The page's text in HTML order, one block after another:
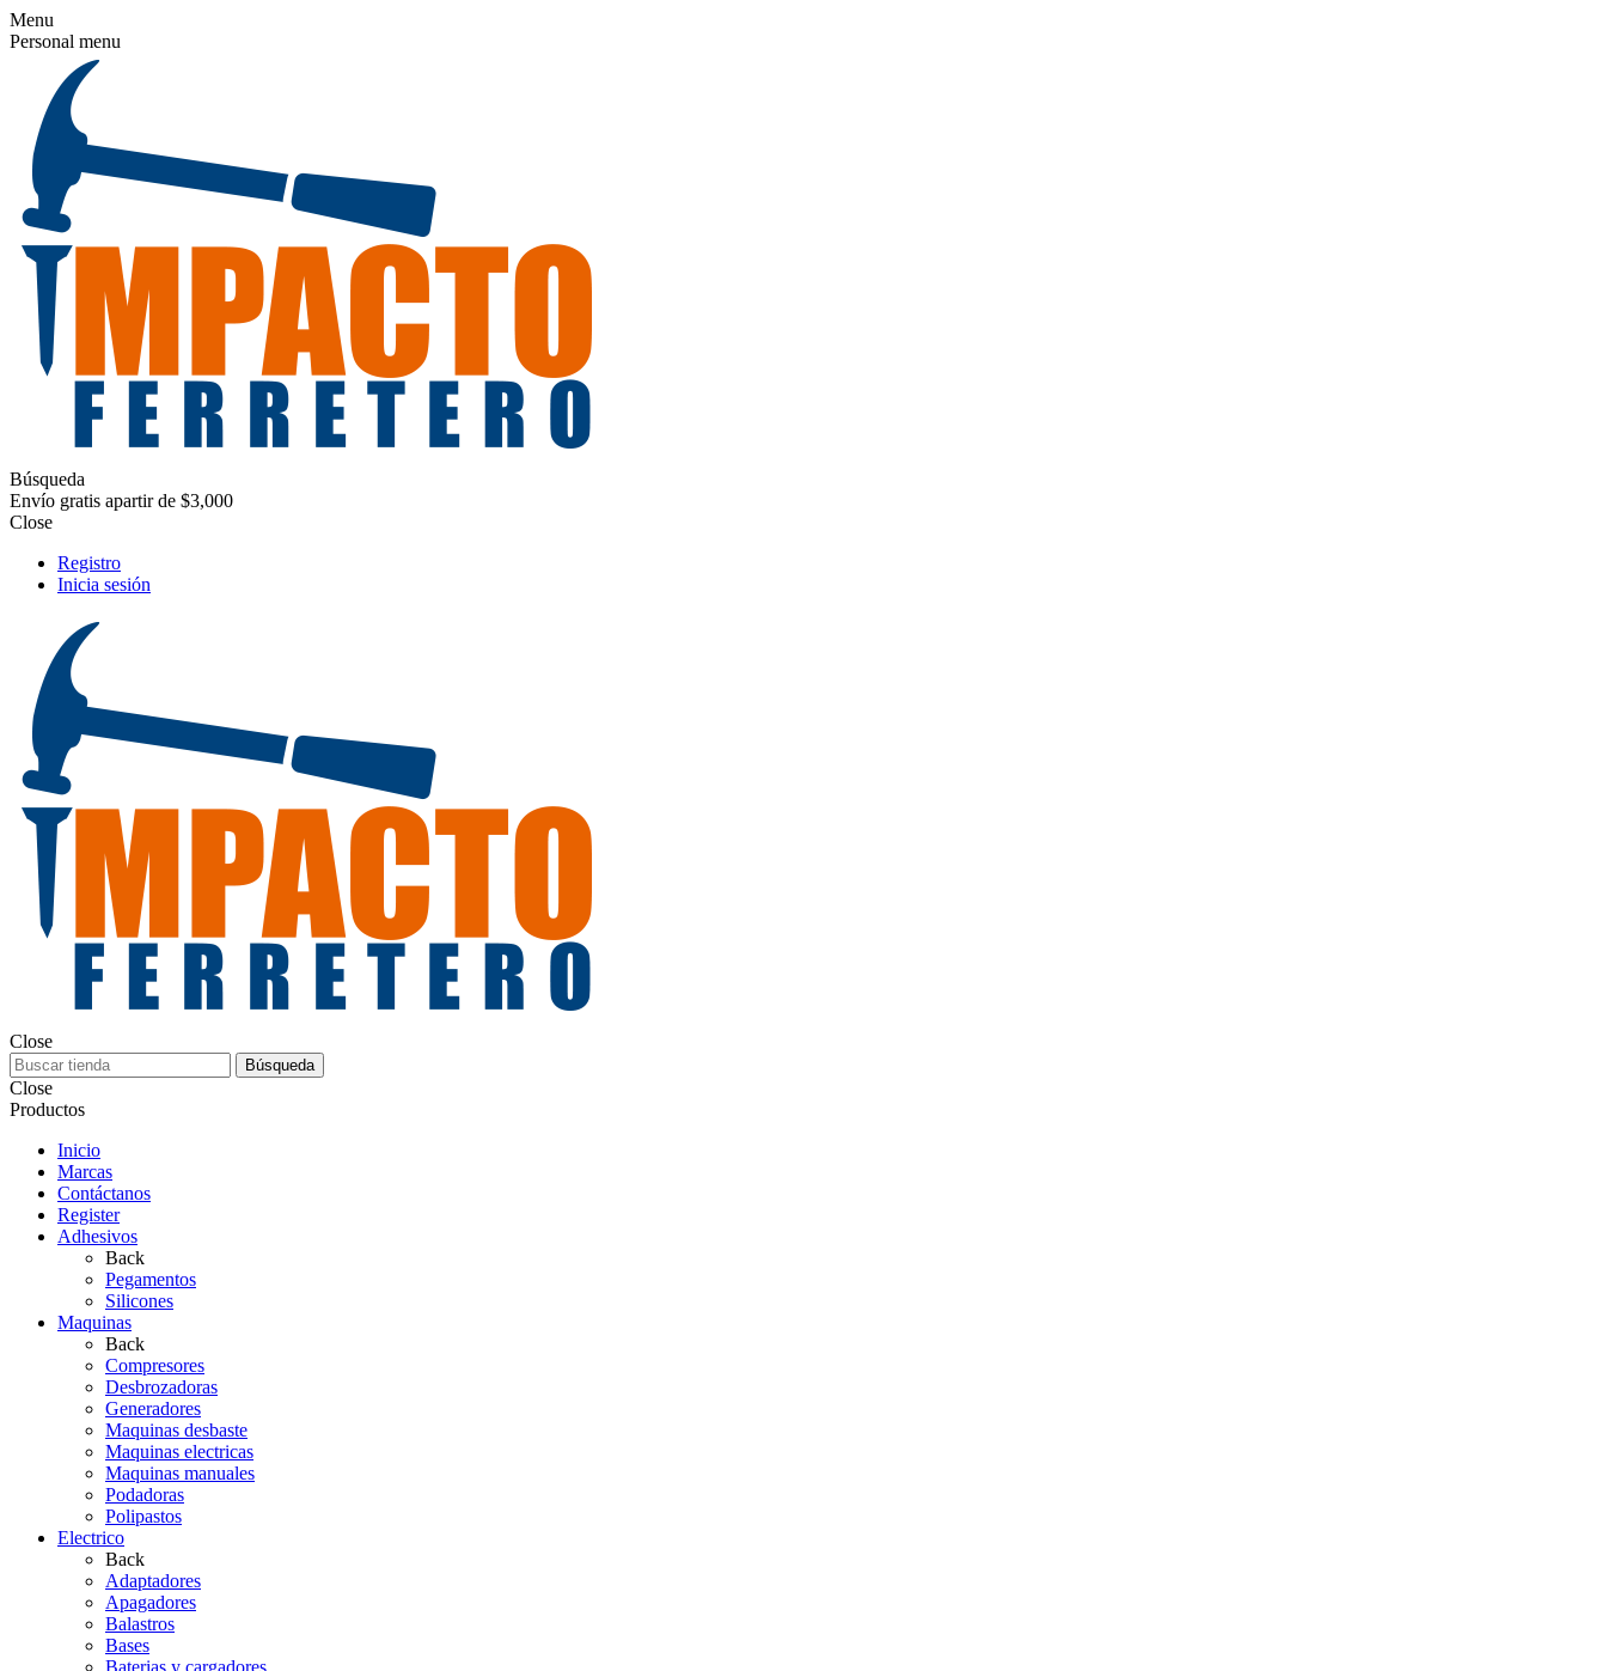
Menu
Personal menu
Búsqueda
Envío gratis apartir de $3,000
Close
Registro
Inicia sesión
Close
Búsqueda
Close
Productos
Inicio
Marcas
Contáctanos
Register
Adhesivos
Back
Pegamentos
Silicones
Maquinas
Back
Compresores
Desbrozadoras
Generadores
Maquinas desbaste
Maquinas electricas
Maquinas manuales
Podadoras
Polipastos
Electrico
Back
Adaptadores
Apagadores
Balastros
Bases
Baterias y cargadores